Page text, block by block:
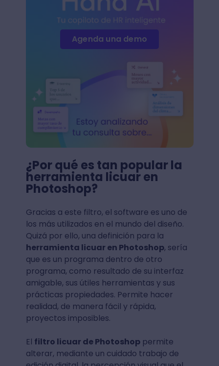
Agenda una demo
¿Por qué es tan popular la
herramienta licuar en
Photoshop?
Gracias a este filtro, el software es uno de
los más utilizados en el mundo del diseño.
Quizá por ello, una definición para la
herramienta licuar en Photoshop, sería
que es un programa dentro de otro
programa, como resultado de su interfaz
amigable, sus útiles herramientas y sus
prácticas propiedades. Permite hacer
realidad, de manera fácil y rápida,
proyectos imposibles.
El filtro licuar de Photoshoppermite
alterar, mediante un cuidado trabajo de